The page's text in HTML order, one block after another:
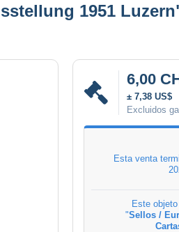
1951
6,00
± 7,38 US$
Excluidos
Esta venta
Este
"Sellos /